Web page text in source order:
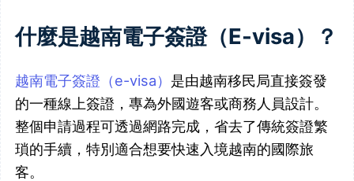
什麼是越南電子簽證（E-visa）？
越南電子簽證（e-visa） 是由越南移民局直接簽發
的一種線上簽證，專為外國遊客或商務人員設計。
整個申請過程可透過網路完成，省去了傳統簽證繁
瑣的手續，特別適合想要快速入境越南的國際旅
客。